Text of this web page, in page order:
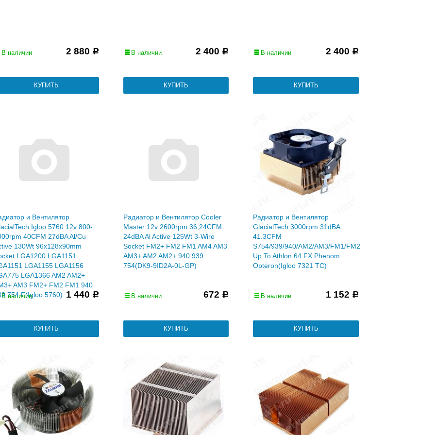
В наличии 2 880 Р В наличии 2 400 Р В наличии 2 400 Р
и Вентилятор
Igloo 5760 12v 800-
40CFM 27dBA Al/Cu
130Wt 96x128x90mm
LGA1200 LGA1151
LGA1155 LGA1156
LGA1366 AM2 AM2+
AM3 FM2+ FM2 FM1 940
754 F(Igloo 5760)
В наличии 1 440 Р
Радиатор и Вентилятор Cooler
Master 12v 2600rpm 36,24CFM
24dBA Al Active 125Wt 3-Wire
Socket FM2+ FM2 FM1 AM4 AM3
AM3+ AM2 AM2+ 940 939
754(DK9-9ID2A-0L-GP)
В наличии 672 Р
Радиатор и Вентилятор
GlacialTech 3000rpm 31dBA
41.3CFM
S754/939/940/AM2/AM3/FM1/FM2
Up To Athlon 64 FX Phenom
Opteron(Igloo 7321 TC)
В наличии 1 152 Р